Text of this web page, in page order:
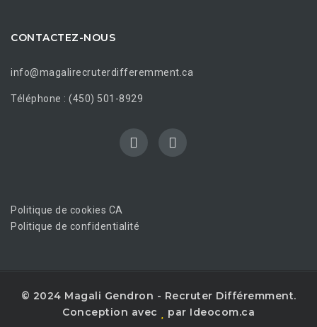
CONTACTEZ-NOUS
info@magalirecruterdifferemment.ca
Téléphone : (450) 501-8929
Politique de cookies CA
Politique de confidentialité
© 2024 Magali Gendron - Recruter Différemment.
Conception avec
par Ideocom.ca